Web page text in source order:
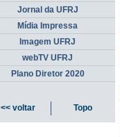
Jornal da UFRJ
Mídia Impressa
Imagem UFRJ
webTV UFRJ
Plano Diretor 2020
<< voltar Topo